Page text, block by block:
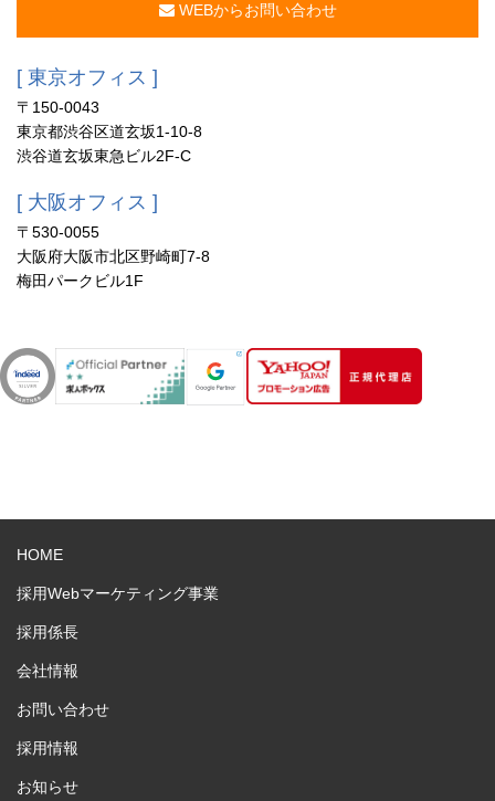
WEBからお問い合わせ
[ 東京オフィス ]
〒150-0043
東京都渋谷区道玄坂1-10-8
渋谷道玄坂東急ビル2F-C
[ 大阪オフィス ]
〒530-0055
大阪府大阪市北区野崎町7-8
梅田パークビル1F
HOME
採用Webマーケティング事業
採用係長
会社情報
お問い合わせ
採用情報
お知らせ